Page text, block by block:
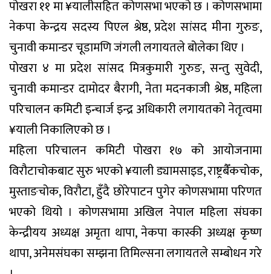
पोखरा ११ मा ¥यालीसहित कोणसभा भएको छ । कोणसभामा
नेकपा केन्द्रय सदस्य पिएल श्रेष्ठ, प्रदेश सांसद मीना गुरुङ,
चुनावी कमान्डर चूडामणि जंगली लगायतले बोलेका थिए ।
पोखरा ४ मा प्रदेश सांसद मित्रकुमारी गुरुङ, सन्तु सुवेदी,
चुनावी कमान्डर दामोदर बैरागी, नेता मदनकाजी श्रेष्ठ, महिला
परिचालन कमिटी इन्चार्ज इन्द्र अधिकारी लगायतको नेतृत्वमा
¥याली निकालिएको छ ।
महिला परिचालन कमिटी पोखरा १७ को आयोजनामा
विरौटाचोकबाट सुरु भएको ¥याली ड्यामसाइड, राष्ट्रबैँकचोक,
मुस्ताङचोक, विरौटा, हुँदै छोरेपाटन पुगेर कोणसभामा परिणत
भएको थियो । कोणसभामा अखिल नेपाल महिला संघका
केन्द्रीयय अध्यक्ष अमृता थापा, नेकपा कास्की अध्यक्ष कृष्ण
थापा, अनेमसंघका सम्झना तिमिल्सना लगायतले सम्बोधन गरे